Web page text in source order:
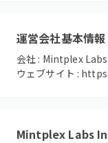
運営会社基本情報
会社 : Mintplex
ウェブサイト :
Mintplex Labs